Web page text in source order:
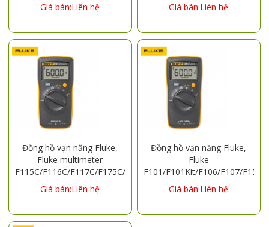
Giá bán:Liên hệ
Multimeter 3000FC
Giá bán:Liên hệ
Đồng hồ vạn năng Fluke,
Fluke multimeter
F115C/F116C/F117C/F175C/F177C/F179C
digital multimeter
Giá bán:Liên hệ
Đồng hồ vạn năng Fluke,
Fluke
F101/F101Kit/F106/F107/
multimeter
Giá bán:Liên hệ